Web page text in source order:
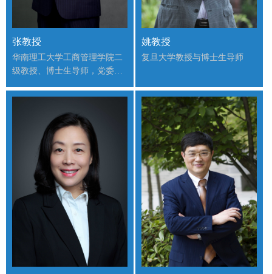
张教授
华南理工大学工商管理学院二
级教授、博士生导师，党委副
姚教授
复旦大学教授与博士生导师